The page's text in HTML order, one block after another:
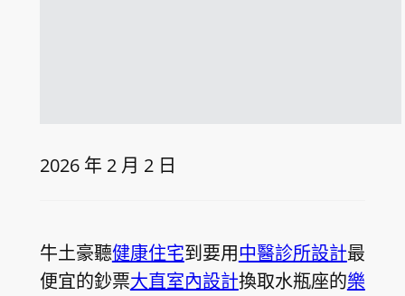
2026 年 2 月 2 日
牛土豪聽健康住宅到要用中醫診所設計最
便宜的鈔票大直室內設計換取水瓶座的樂